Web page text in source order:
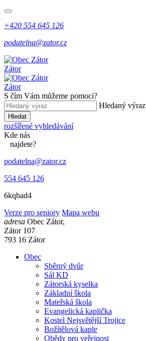
+420 554 645 126
podatelna@zator.cz
Zátor
Zátor
S čím Vám můžeme pomoci?
Hledaný výraz
Hledat
rozšířené vyhledávání
Kde nás
najdete?
podatelna@zator.cz
554 645 126
6kqbad4
Verze pro seniory Mapa webu
adresa Obec Zátor,
Zátor 107
793 16 Zátor
Obec
Sběrný dvůr
Sál KD
Zátorská kyselka
Základní škola
Mateřská škola
Evangelická kaplička
Kostel Nejsvětější Trojice
Božítělová kaple
Obědy pro veřejnost